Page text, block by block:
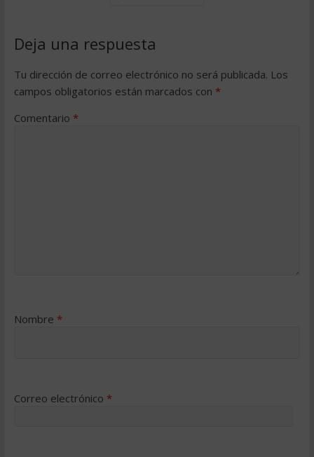
Deja una respuesta
Tu dirección de correo electrónico no será publicada. Los
campos obligatorios están marcados con *
Comentario *
Nombre *
Correo electrónico *